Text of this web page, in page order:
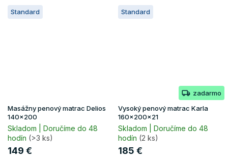
Standard
Masážny penový matrac Delios
140x200
Skladom | Doručíme do 48
hodín (>3 ks)
149 €
Standard
zadarmo
Vysoký penový matrac Karla
160x200x21
Skladom | Doručíme do 48
hodín (2 ks)
185 €